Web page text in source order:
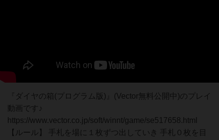
『ダイヤの箱(プログラム版)』(Vector無料公開中)のプレイ
動画です♪
https://www.vector.co.jp/soft/winnt/game/se517658.html
【ルール】 手札を場に１枚ずつ出していき 手札０枚を目